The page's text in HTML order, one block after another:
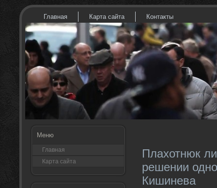
Главная Карта сайта Контакты
Меню
Главная
Карта сайта
Плахотнюк
решении
Кишинева